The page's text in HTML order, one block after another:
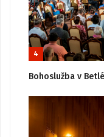
4
Bohoslužba v